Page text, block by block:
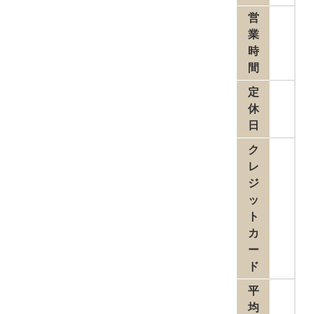
営
業
時
間
定
休
日
ク
レ
ジ
ッ
ト
カ
ー
ド
平
均